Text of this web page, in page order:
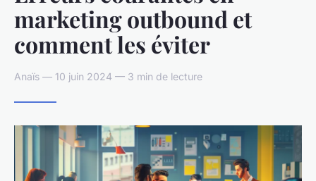
marketing outbound et
comment les éviter
Anaïs — 10 juin 2024 — 3 min de lecture